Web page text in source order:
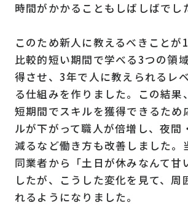
時間がかかることもしばしばでし
このため新人に教えるべきことが
比較的短い期間で学べる3つの領
得させ、3年で人に教えられるレ
る仕組みを作りました。この結果
短期間でスキルを獲得できるため
ルが下がって職人が倍増し、夜間
減るなど働き方も改善しました。
同業者から「土日が休みなんて甘
したが、こうした変化を見て、周
れるようになりました。